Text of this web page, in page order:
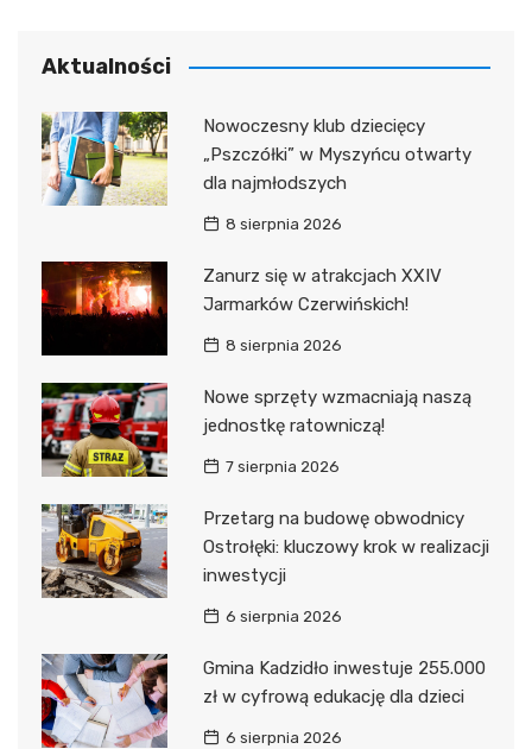
Aktualności
Nowoczesny klub dziecięcy
„Pszczółki” w Myszyńcu otwarty
dla najmłodszych
8 sierpnia 2026
Zanurz się w atrakcjach XXIV
Jarmarków Czerwińskich!
8 sierpnia 2026
Nowe sprzęty wzmacniają naszą
jednostkę ratowniczą!
7 sierpnia 2026
Przetarg na budowę obwodnicy
Ostrołęki: kluczowy krok w realizacji
inwestycji
6 sierpnia 2026
Gmina Kadzidło inwestuje 255.000
zł w cyfrową edukację dla dzieci
6 sierpnia 2026